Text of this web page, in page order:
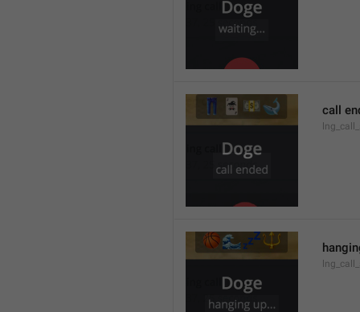
call